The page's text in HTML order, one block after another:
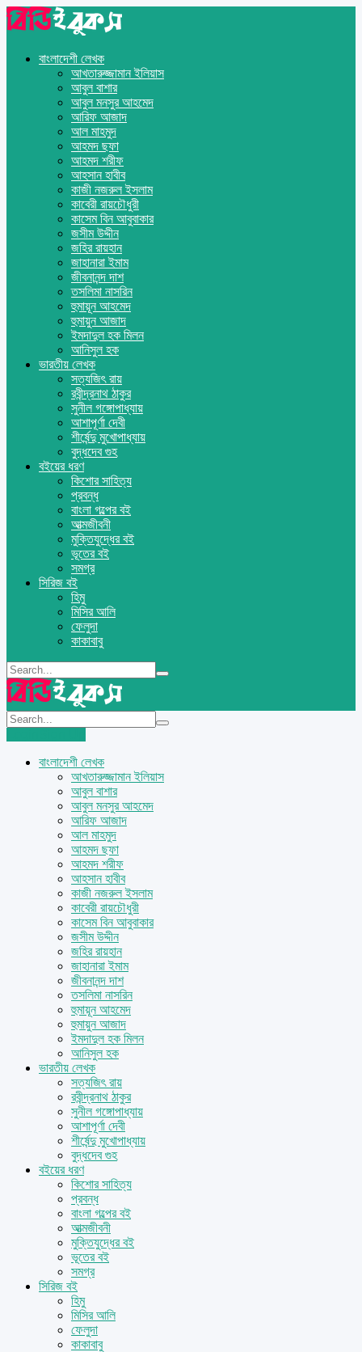
বাংলাদেশী লেখক
আখতারুজ্জামান ইলিয়াস
আবুল বাশার
আবুল মনসুর আহমেদ
আরিফ আজাদ
আল মাহমুদ
আহমদ ছফা
আহমদ শরীফ
আহসান হাবীব
কাজী নজরুল ইসলাম
কাবেরী রায়চৌধুরী
কাসেম বিন আবুবাকার
জসীম উদ্দীন
জহির রায়হান
জাহানারা ইমাম
জীবনানন্দ দাশ
তসলিমা নাসরিন
হুমায়ূন আহমেদ
হুমায়ুন আজাদ
ইমদাদুল হক মিলন
আনিসুল হক
ভারতীয় লেখক
সত্যজিৎ রায়
রবীন্দ্রনাথ ঠাকুর
সুনীল গঙ্গোপাধ্যায়
আশাপূর্ণা দেবী
শীর্ষেন্দু মুখোপাধ্যায়
বুদ্ধদেব গুহ
বইয়ের ধরণ
কিশোর সাহিত্য
প্রবন্ধ
বাংলা গল্পের বই
আত্মজীবনী
মুক্তিযুদ্ধের বই
ভূতের বই
সমগ্র
সিরিজ বই
হিমু
মিসির আলি
ফেলুদা
কাকাবাবু
বাংলাদেশী লেখক
আখতারুজ্জামান ইলিয়াস
আবুল বাশার
আবুল মনসুর আহমেদ
আরিফ আজাদ
আল মাহমুদ
আহমদ ছফা
আহমদ শরীফ
আহসান হাবীব
কাজী নজরুল ইসলাম
কাবেরী রায়চৌধুরী
কাসেম বিন আবুবাকার
জসীম উদ্দীন
জহির রায়হান
জাহানারা ইমাম
জীবনানন্দ দাশ
তসলিমা নাসরিন
হুমায়ূন আহমেদ
হুমায়ুন আজাদ
ইমদাদুল হক মিলন
আনিসুল হক
ভারতীয় লেখক
সত্যজিৎ রায়
রবীন্দ্রনাথ ঠাকুর
সুনীল গঙ্গোপাধ্যায়
আশাপূর্ণা দেবী
শীর্ষেন্দু মুখোপাধ্যায়
বুদ্ধদেব গুহ
বইয়ের ধরণ
কিশোর সাহিত্য
প্রবন্ধ
বাংলা গল্পের বই
আত্মজীবনী
মুক্তিযুদ্ধের বই
ভূতের বই
সমগ্র
সিরিজ বই
হিমু
মিসির আলি
ফেলুদা
কাকাবাবু